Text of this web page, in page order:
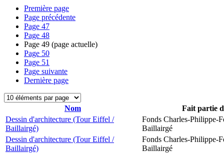
Première page
Page précédente
Page 47
Page 48
Page 49 (page actuelle)
Page 50
Page 51
Page suivante
Dernière page
Nom
Fait partie
Dessin d'architecture (Tour Eiffel /
Baillairgé)
Fonds Charles-Philippe-
Baillairgé
Dessin d'architecture (Tour Eiffel /
Baillairgé)
Fonds Charles-Philippe-
Baillairgé